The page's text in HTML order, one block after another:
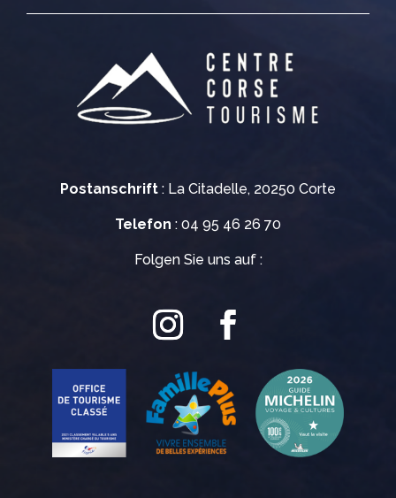
Postanschrift : La Citadelle, 20250 Corte
Telefon : 04 95 46 26 70
Folgen Sie uns auf :